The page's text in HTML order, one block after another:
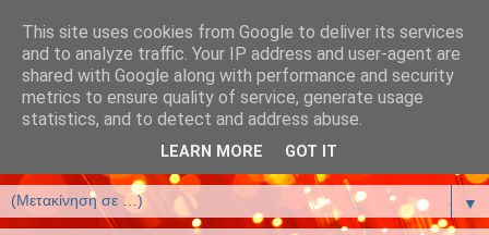
έλενα αρτζανίδου-helena
artzanidou
Βιβλία και Βιβλιοφιλία
▼
This site uses cookies from Google to deliver its services
and to analyze traffic. Your IP address and user-agent are
shared with Google along with performance and security
metrics to ensure quality of service, generate usage
statistics, and to detect and address abuse.
LEARN MORE GOT IT